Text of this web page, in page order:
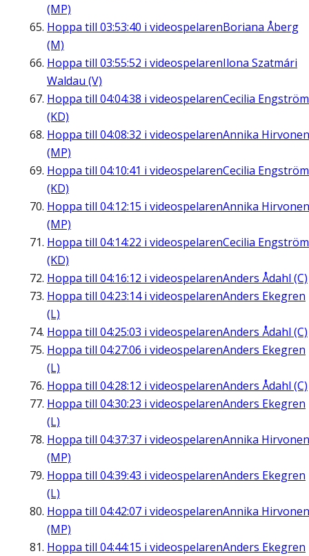
(MP)
Hoppa till 03:53:40 i videospelarenBoriana Åberg
(M)
Hoppa till 03:55:52 i videospelarenIlona Szatmári
Waldau (V)
Hoppa till 04:04:38 i videospelarenCecilia Engström
(KD)
Hoppa till 04:08:32 i videospelarenAnnika Hirvonen
(MP)
Hoppa till 04:10:41 i videospelarenCecilia Engström
(KD)
Hoppa till 04:12:15 i videospelarenAnnika Hirvonen
(MP)
Hoppa till 04:14:22 i videospelarenCecilia Engström
(KD)
Hoppa till 04:16:12 i videospelarenAnders Ådahl (C)
Hoppa till 04:23:14i videospelarenAnders Ekegren
(L)
Hoppa till 04:25:03 i videospelarenAnders Ådahl (C)
Hoppa till 04:27:06 i videospelarenAnders Ekegren
(L)
Hoppa till 04:28:12 i videospelarenAnders Ådahl (C)
Hoppa till 04:30:23 i videospelarenAnders Ekegren
(L)
Hoppa till 04:37:37 i videospelarenAnnika Hirvonen
(MP)
Hoppa till 04:39:43 i videospelarenAnders Ekegren
(L)
Hoppa till 04:42:07 i videospelarenAnnika Hirvonen
(MP)
Hoppa till 04:44:15 i videospelarenAnders Ekegren